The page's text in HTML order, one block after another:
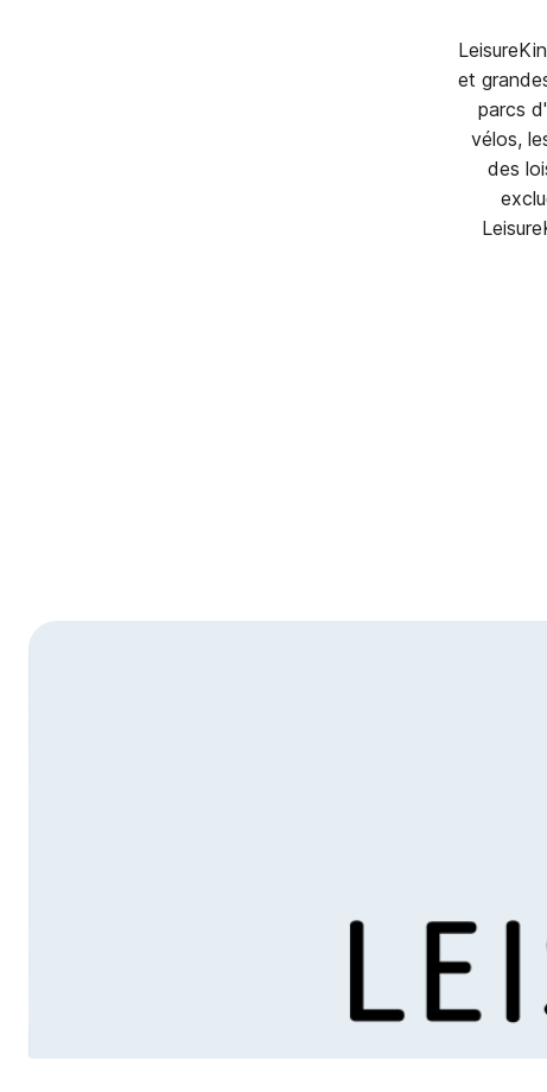
et
parcs
vélos,
des